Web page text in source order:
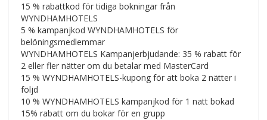
15 % rabattkod för tidiga bokningar från
WYNDHAMHOTELS
5 % kampanjkod WYNDHAMHOTELS för
belöningsmedlemmar
WYNDHAMHOTELS Kampanjerbjudande: 35 % rabatt för
2 eller fler nätter om du betalar med MasterCard
15 % WYNDHAMHOTELS-kupong för att boka 2 nätter i
följd
10 % WYNDHAMHOTELS kampanjkod för 1 natt bokad
15% rabatt om du bokar för en grupp